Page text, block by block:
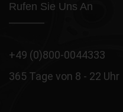
Rufen Sie Uns An
+49 (0)800-0044333
365 Tage von 8 - 22 Uhr